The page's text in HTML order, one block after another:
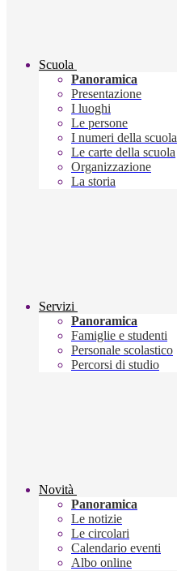
Scuola
Panoramica
Presentazione
I luoghi
Le persone
I numeri della scuola
Le carte della scuola
Organizzazione
La storia
Servizi
Panoramica
Famiglie e studenti
Personale scolastico
Percorsi di studio
Novità
Panoramica
Le notizie
Le circolari
Calendario eventi
Albo online